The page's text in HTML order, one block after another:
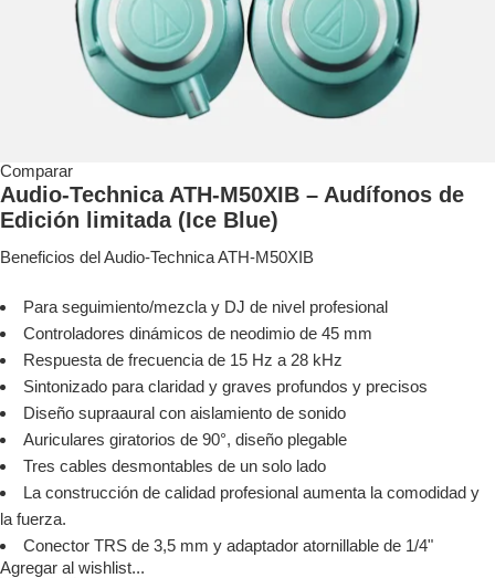
Comparar
Audio-Technica ATH-M50XIB – Audífonos de
Edición limitada (Ice Blue)
Beneficios del Audio-Technica ATH-M50XIB
Para seguimiento/mezcla y DJ de nivel profesional
Controladores dinámicos de neodimio de 45 mm
Respuesta de frecuencia de 15 Hz a 28 kHz
Sintonizado para claridad y graves profundos y precisos
Diseño supraaural con aislamiento de sonido
Auriculares giratorios de 90°, diseño plegable
Tres cables desmontables de un solo lado
La construcción de calidad profesional aumenta la comodidad y
la fuerza.
Conector TRS de 3,5 mm y adaptador atornillable de 1/4"
Agregar al wishlist...